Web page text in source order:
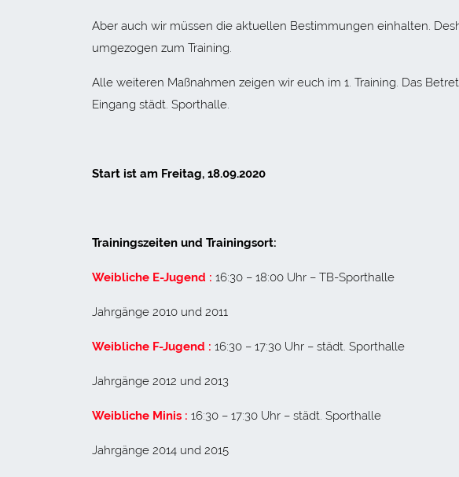
Aber auch wir müssen die aktuellen Bestimmungen einhalten.
umgezogen zum Training.
Alle weiteren Maßnahmen zeigen wir euch im 1. Training. Das
Eingang städt. Sporthalle.
Start ist am Freitag, 18.09.2020
Trainingszeiten und Trainingsort:
Weibliche E-Jugend : 16:30 – 18:00 Uhr – TB-Sporthalle
Jahrgänge 2010 und 2011
Weibliche F-Jugend : 16:30 – 17:30 Uhr – städt. Sporthalle
Jahrgänge 2012 und 2013
Weibliche Minis : 16:30 – 17:30 Uhr – städt. Sporthalle
Jahrgänge 2014 und 2015